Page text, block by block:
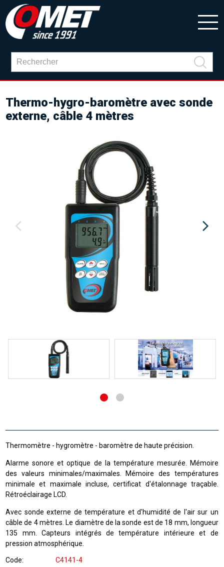
Thermo-hygro-baromètre avec sonde
externe, câble 4 mètres
Thermomètre - hygromètre - baromètre de haute précision.
Alarme sonore et optique de la température mesurée. Mémoire
des valeurs minimales/maximales. Mémoire des températures
minimale et maximale incluse, certificat d'étalonnage traçable.
Rétroéclairage LCD.
Avec sonde externe de température et d'humidité de l'air sur un
câble de 4 mètres. Le diamètre de la sonde est de 18 mm, longueur
135 mm. Capteurs intégrés de température intérieure et de
pression atmosphérique.
Code
C4141-4